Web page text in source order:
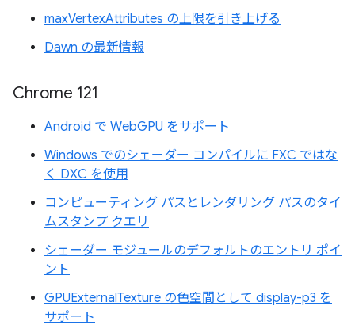
maxVertexAttributes の上限を引き上げる
Dawn の最新情報
Chrome 121
Android で WebGPU をサポート
Windows でのシェーダー コンパイルに FXC ではな
く DXC を使用
コンピューティング パスとレンダリング パスのタイ
ムスタンプ クエリ
シェーダー モジュールのデフォルトのエントリ ポイ
ント
GPUExternalTexture の色空間として display-p3 を
サポート